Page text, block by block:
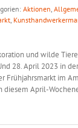
Aktionen,
,
und wilde
28. April 2023 in
Frühjahrsmarkt im
diesem April-